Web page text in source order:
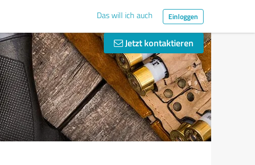
Das will ich auch Einloggen
Jetzt kontaktieren